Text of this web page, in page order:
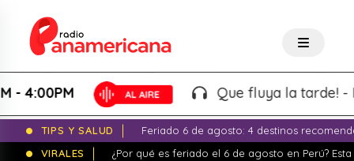
Que fluya la tarde! -
TIPS Y SALUD
Feriado 6 de agosto: 4 destinos
VIRALES
¿Por qué es feriado el 6 de agosto en Perú?